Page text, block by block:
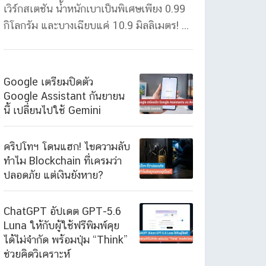
เวิร์กสเตชัน น้ำหนักเบาเป็นพิเศษเพียง 0.99
กิโลกรัม และบางเฉียบแค่ 10.9 มิลลิเมตร! ...
Google เตรียมปิดตัว
Google Assistant กันยายน
นี้ เปลี่ยนไปใช้ Gemini
คริปโทฯ โดนแฮก! ไขความลับ
ทำไม Blockchain ที่เครมว่า
ปลอดภัย แต่เงินยังหาย?
ChatGPT อัปเดต GPT-5.6
Luna ให้กับผู้ใช้ฟรีพิมพ์คุย
ได้ไม่จำกัด พร้อมปุ่ม “Think”
ช่วยคิดวิเคราะห์